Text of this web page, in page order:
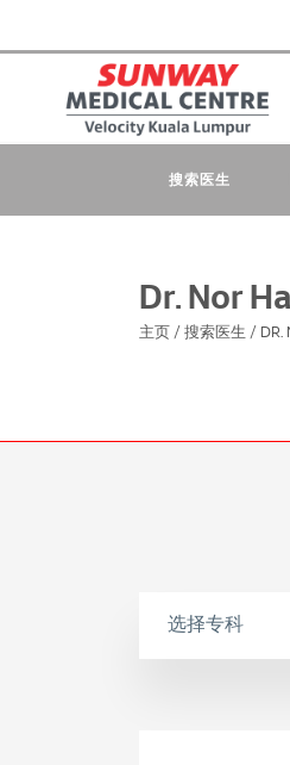
搜索医生
Dr. Nor
主页 / 搜索医生 /